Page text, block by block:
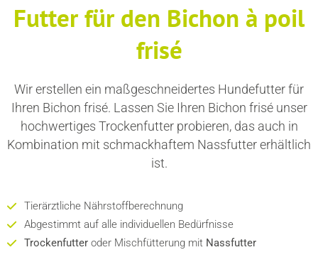
Futter für den Bichon à poil
frisé
Wir erstellen ein maßgeschneidertes Hundefutter für
Ihren Bichon frisé. Lassen Sie Ihren Bichon frisé unser
hochwertiges Trockenfutter probieren, das auch in
Kombination mit schmackhaftem Nassfutter erhältlich
ist.
Tierärztliche Nährstoffberechnung
Abgestimmt auf alle individuellen Bedürfnisse
Trockenfutter oder Mischfütterung mit Nassfutter